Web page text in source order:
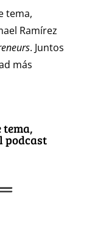
tema,
Ramírez
. Juntos
más
tema,
podcast